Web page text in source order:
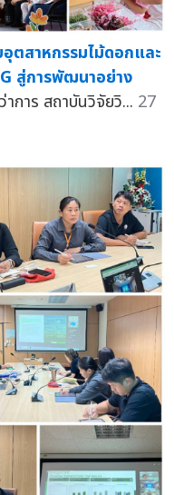
ตสาหกรรมไม้ดอกและ
สู่การพัฒนาอย่าง
าร สถาบันวิจัยวิ... 27